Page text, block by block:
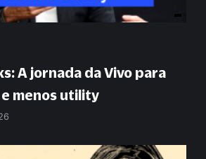
A jornada da Vivo para
menos utility